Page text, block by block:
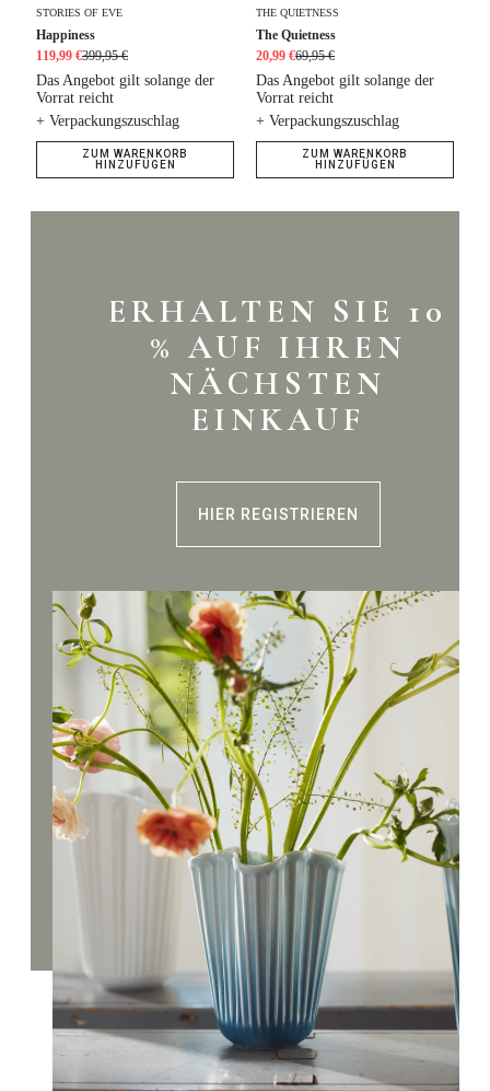
STORIES OF EVE
Happiness
119,99 €399,95 €
+ Verpackungszuschlag
Das Angebot gilt solange der
Vorrat reicht
ZUM WARENKORB
HINZUFÜGEN
ERHALTEN SIE 10
% AUF IHREN
NÄCHSTEN
EINKAUF
HIER REGISTRIEREN
THE QUIETNESS
The Quietness
20,99 €69,95 €
+ Verpackungszuschlag
Das Angebot gilt solange der
Vorrat reicht
ZUM WARENKORB
HINZUFÜGEN